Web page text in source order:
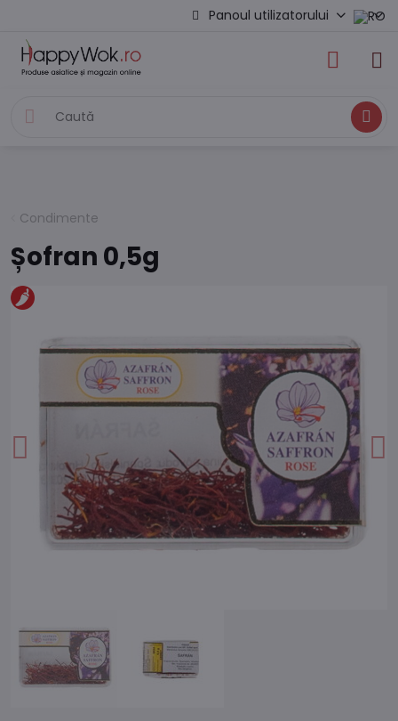
Panoul utilizatorului
Caută
Condimente
Șofran 0,5g